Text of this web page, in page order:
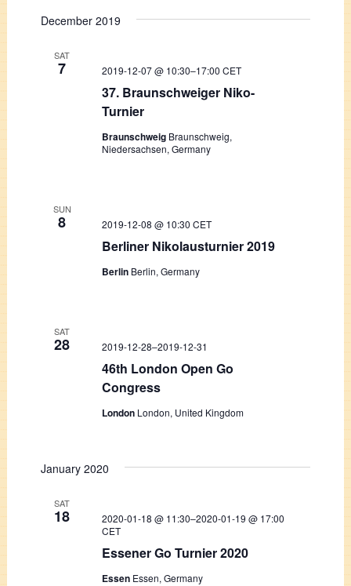
December 2019
SAT
7
37. Braunschweiger Niko-
Turnier
2019-12-07 @ 10:30–17:00 CET
Braunschweig Braunschweig,
Niedersachsen, Germany
SUN
8
Berliner Nikolausturnier 2019
2019-12-08 @ 10:30 CET
Berlin Berlin, Germany
SAT
28
46th London Open Go
Congress
2019-12-28–2019-12-31
London London, United Kingdom
January 2020
SAT
18
Essener Go Turnier 2020
2020-01-18 @ 11:30–2020-01-19 @ 17:00
CET
Essen Essen, Germany